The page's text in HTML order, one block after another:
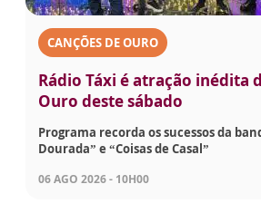
CANÇÕES DE OURO
Rádio Táxi é atração inédita
Ouro deste sábado
Programa recorda os sucessos da
Dourada” e “Coisas de Casal”
06 AGO 2026 - 10H00